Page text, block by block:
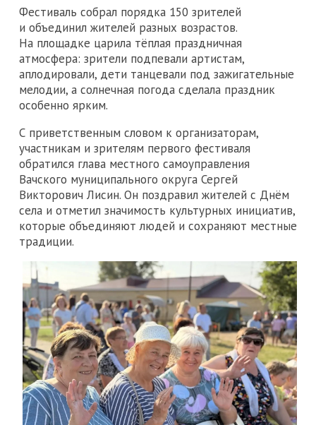
Фестиваль собрал порядка 150 зрителей
и объединил жителей разных возрастов.
На площадке царила тёплая праздничная
атмосфера: зрители подпевали артистам,
аплодировали, дети танцевали под зажигательные
мелодии, а солнечная погода сделала праздник
особенно ярким.
С приветственным словом к организаторам,
участникам и зрителям первого фестиваля
обратился глава местного самоуправления
Вачского муниципального округа Сергей
Викторович Лисин. Он поздравил жителей с Днём
села и отметил значимость культурных инициатив,
которые объединяют людей и сохраняют местные
традиции.